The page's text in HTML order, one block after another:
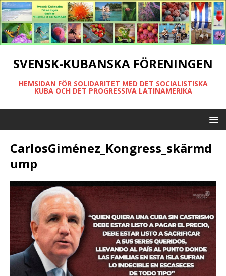
SVENSK-KUBANSKA FÖRENINGEN
HEMSIDAN FÖR SOLIDARITET MED DET SOCIALISTISKA
KUBA OCH DET PROGRESSIVA LATINAMERIKA
CarlosGiménez_Kongress_skärmd
ump